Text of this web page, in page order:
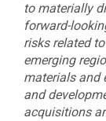
to materially
forward-
risks related
emerging
materials and
and
acquisitions